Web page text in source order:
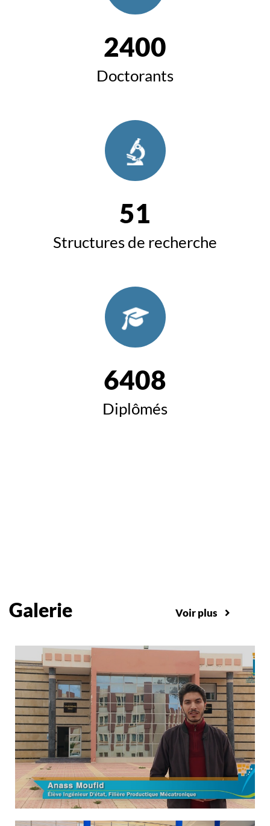
2400
Doctorants
51
Structures de recherche
6408
Diplômés
Galerie Voir plus